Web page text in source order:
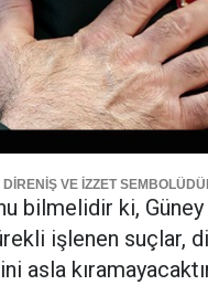
VE İZZET
bilmelidir ki, Güney
işlenen suçlar,
asla